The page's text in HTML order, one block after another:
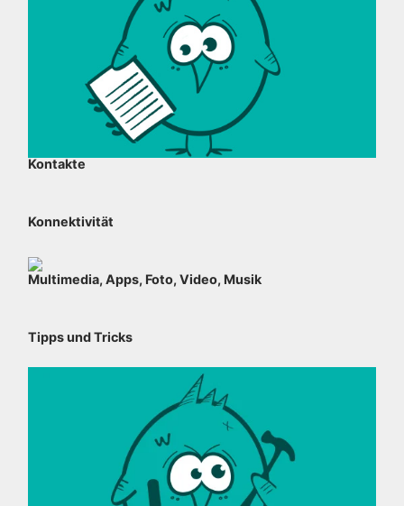
Kontakte
Konnektivität
Multimedia, Apps, Foto, Video, Musik
Tipps und Tricks